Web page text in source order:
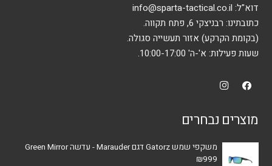
דוא"ל: info@sparta-tactical.co.il
כתובתינו: רבניצקי 6, פתח תקווה.
(בקומת הקרקע) אזור תעשייה סגולה.
שעות פעילות: א'-ה' 10:00-17:00.
מוצרים נבחרים
משקפי שמש Gatorz דגם Marauder - עדשה Green Mirror
₪999